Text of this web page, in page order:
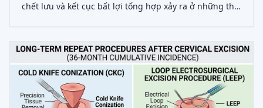
chết lưu và kết cục bất lợi tổng hợp xảy ra ở những thai